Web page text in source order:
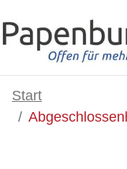
Zum Hauptinhalt
Start